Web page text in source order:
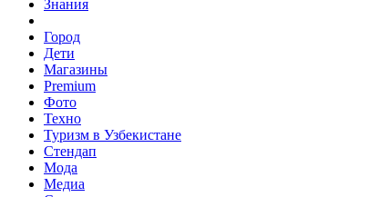
Знания
Город
Дети
Магазины
Premium
Фото
Техно
Туризм в Узбекистане
Стендап
Мода
Медиа